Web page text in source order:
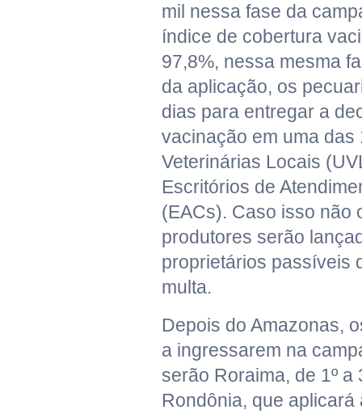
mil nessa fase da
índice de cobertura
97,8%, nessa mesma
da aplicação, os
dias para entregar a
vacinação em uma das
Veterinárias Locais
Escritórios de
(EACs). Caso isso não
produtores serão
proprietários passíveis
multa.
Depois do Amazonas,
a ingressarem na
serão Roraima, de 1º a
Rondônia, que